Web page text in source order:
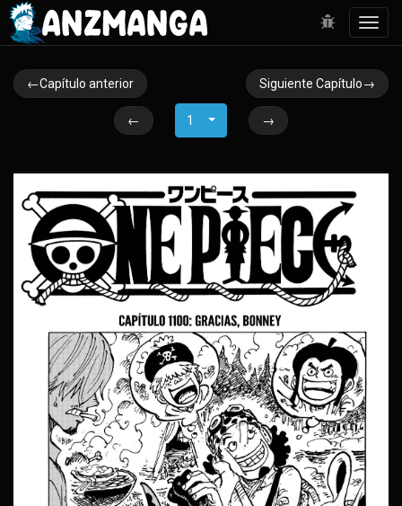
←Capítulo anterior Siguiente Capítulo→
← 1 →